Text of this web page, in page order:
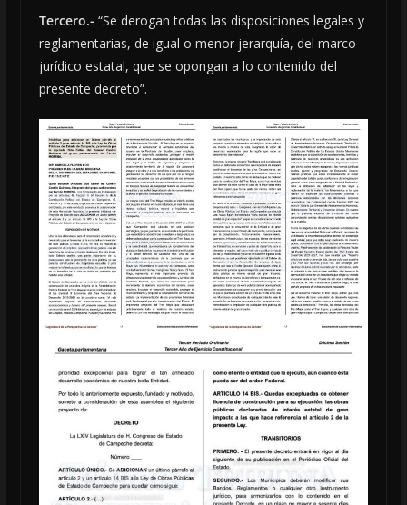
Tercero.- “Se derogan todas las disposiciones legales y
reglamentarias, de igual o menor jerarquía, del marco
jurídico estatal, que se opongan a lo contenido del
presente decreto”.